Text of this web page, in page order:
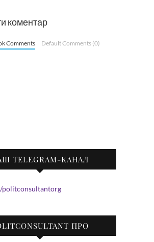
коментар
Comments Default Comments (0)
TELEGRAM-КАНАЛ
politconsultantorg
ПРО